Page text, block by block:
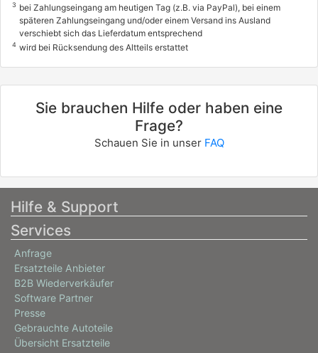
info
KIA
SEPHIA Stufenheck (FA)
02/1996 - 10/1997
info
1.6 i
8253312
info
SEPHIA Stufenheck (FA)
3 bei Zahlungseingang am heutigen Tag (z.B. via PayPal), bei einem
späteren Zahlungseingang und/oder einem Versand ins Ausland
verschiebt sich das Lieferdatum entsprechend
4 wird bei Rücksendung des Altteils erstattet
Sie brauchen Hilfe oder haben eine
Frage?
Schauen Sie in unser FAQ
Hilfe & Support
Services
Anfrage
Ersatzteile Anbieter
B2B Wiederverkäufer
Software Partner
Presse
Gebrauchte Autoteile
Übersicht Ersatzteile